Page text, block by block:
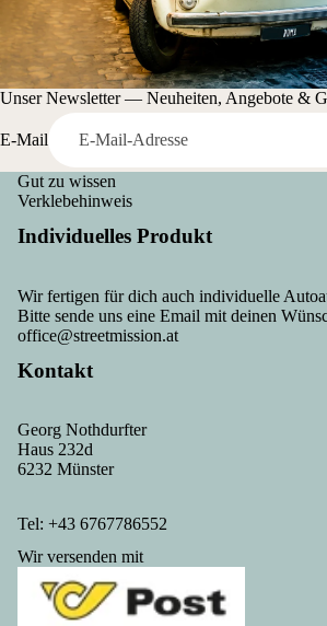
Unser Newsletter — Neuheiten, Angebote &
E-Mail
Gut zu wissen
Verklebehinweis
Individuelles Produkt
Wir fertigen für dich auch individuelle
Bitte sende uns eine Email mit deinen
office@streetmission.at
Kontakt
Georg Nothdurfter
Haus 232d
6232 Münster
Tel: +43 6767786552
Wir versenden mit
Datenschutzerklärung
AGB
Versand
Impressum
Widerrufsrecht